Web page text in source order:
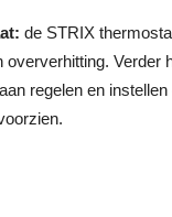
de STRIX
oververhitting. Verder
regelen en